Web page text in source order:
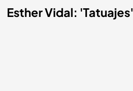
Esther Vidal: 'Tatuajes'